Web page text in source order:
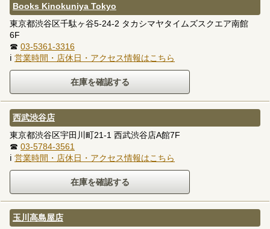
Books Kinokuniya Tokyo
東京都渋谷区千駄ヶ谷5-24-2 タカシマヤタイムズスクエア南館
6F
☎ 03-5361-3316
ℹ 営業時間・店休日・アクセス情報はこちら
西武渋谷店
東京都渋谷区宇田川町21-1 西武渋谷店A館7F
☎ 03-5784-3561
ℹ 営業時間・店休日・アクセス情報はこちら
玉川高島屋店